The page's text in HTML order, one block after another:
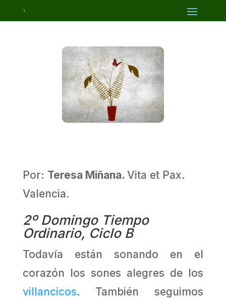
Por: Teresa Miñana. Vita et Pax.
Valencia.
2º Domingo Tiempo
Ordinario, Ciclo B
Todavía están sonando en el
corazón los sones alegres de los
villancicos. También seguimos